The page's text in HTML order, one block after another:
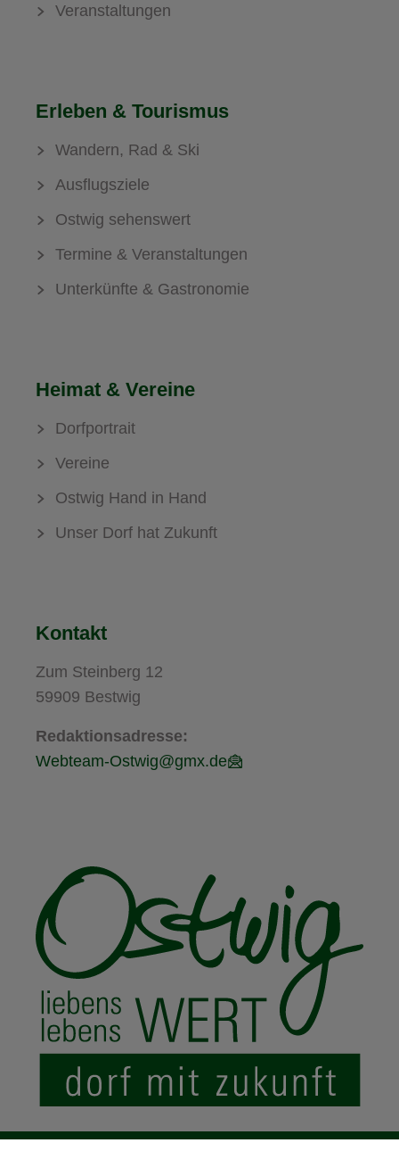
Veranstaltungen
Erleben & Tourismus
Wandern, Rad & Ski
Ausflugsziele
Ostwig sehenswert
Termine & Veranstaltungen
Unterkünfte & Gastronomie
Heimat & Vereine
Dorfportrait
Vereine
Ostwig Hand in Hand
Unser Dorf hat Zukunft
Kontakt
Zum Steinberg 12
59909 Bestwig
Redaktionsadresse:
Webteam-Ostwig@gmx.de